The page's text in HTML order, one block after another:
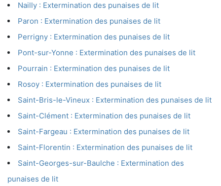
Nailly : Extermination des punaises de lit
Paron : Extermination des punaises de lit
Perrigny : Extermination des punaises de lit
Pont-sur-Yonne : Extermination des punaises de lit
Pourrain : Extermination des punaises de lit
Rosoy : Extermination des punaises de lit
Saint-Bris-le-Vineux : Extermination des punaises de lit
Saint-Clément : Extermination des punaises de lit
Saint-Fargeau : Extermination des punaises de lit
Saint-Florentin : Extermination des punaises de lit
Saint-Georges-sur-Baulche : Extermination des
punaises de lit